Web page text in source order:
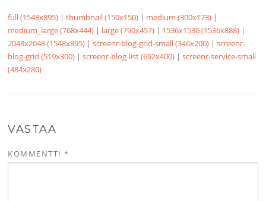
full (1548x895) |thumbnail (150x150) | medium (300x173) |
medium_large (768x444) | large (790x457) | 1536x1536 (1536x888) |
2048x2048 (1548x895) |screenr-blog-grid-small (346x200) |screenr-
blog-grid (519x300) |screenr-blog-list (692x400) |screenr-service-small
(484x280)
VASTAA
KOMMENTTI*